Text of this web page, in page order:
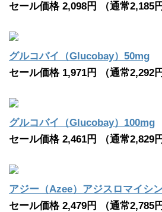
セール価格 2,098円 （通常2,185
グルコバイ（Glucobay）50mg
セール価格 1,971円 （通常2,292
グルコバイ（Glucobay）100mg
セール価格 2,461円 （通常2,829
アジー（Azee）アジスロマイシ
セール価格 2,479円 （通常2,785